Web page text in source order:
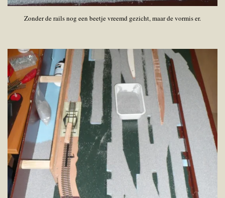
Zonder de rails nog een beetje vreemd gezicht, maar de vormis er.